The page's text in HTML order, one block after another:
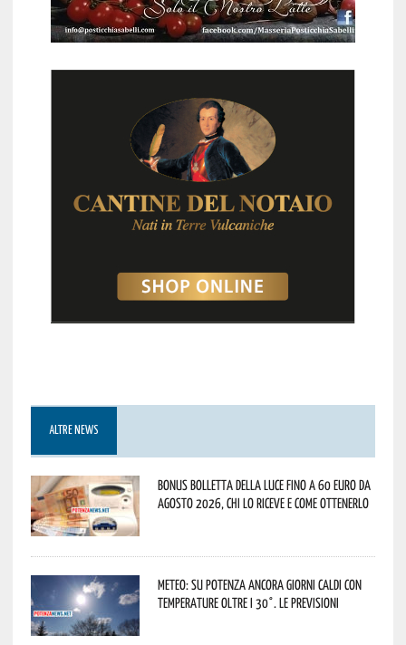
ALTRE NEWS
Bonus bolletta della luce fino a 60 euro da
agosto 2026, chi lo riceve e come ottenerlo
Meteo: su Potenza ancora giorni caldi con
temperature oltre i 30°. Le previsioni